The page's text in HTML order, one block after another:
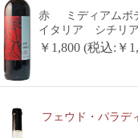
赤
ミディアムボ
イタリア シチリ
￥1,800 (税込:￥
フェウド・パラ